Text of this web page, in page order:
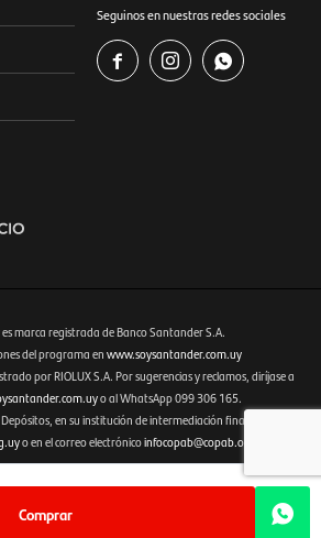
Comprar
Seguinos en nuestras redes sociales
  
Uruguay
marca registrada de Banco Santander S.A.
del programa en www.soysantander.com.uy
por RIOLUX S.A. Por sugerencias y reclamos, diríjase a
o al WhatsApp 099 306 165.
en su institución de intermediación financiera, en el
o en el correo electrónicoinfocopab@copab.org.uy